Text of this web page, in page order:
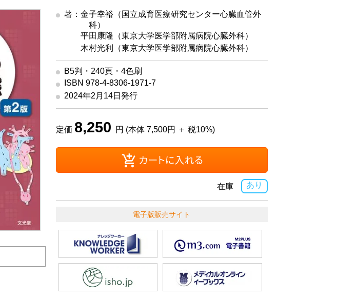
著：金子幸裕（国立成育医療研究センター心臓血管外
科）
平田康隆（東京大学医学部附属病院心臓外科）
木村光利（東京大学医学部附属病院心臓外科）
B5判・240頁・4色刷
ISBN 978-4-8306-1971-7
2024年2月14日発行
定価 8,250 円 (本体 7,500円 ＋ 税10%)
あり
在庫
電子版販売サイト